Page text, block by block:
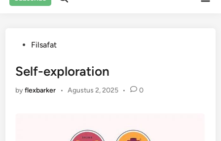
PostedFilsafat
Self-exploration
byflexbarker • Agustus 2, 2025 • 0